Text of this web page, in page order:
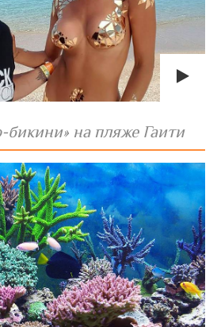
бикини» на пляже Гаити